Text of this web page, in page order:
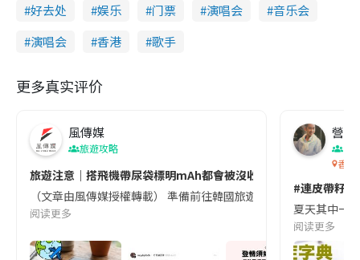
好去处 娱乐 门票 演唱会
音乐会
演唱会
香港 歌手
更多真实评价
風傳媒
旅遊攻略
旅遊注意｜搭飛機帶尿袋標明mAh都會被沒收😱出發前切記檢查
（文章由風傳媒授權轉載） 準備前往韓國旅遊的民眾，近期要
阅读更多
營養
香港
#連皮帶籽
夏天其中一
阅读更多